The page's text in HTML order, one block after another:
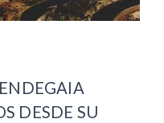
DESDE SU